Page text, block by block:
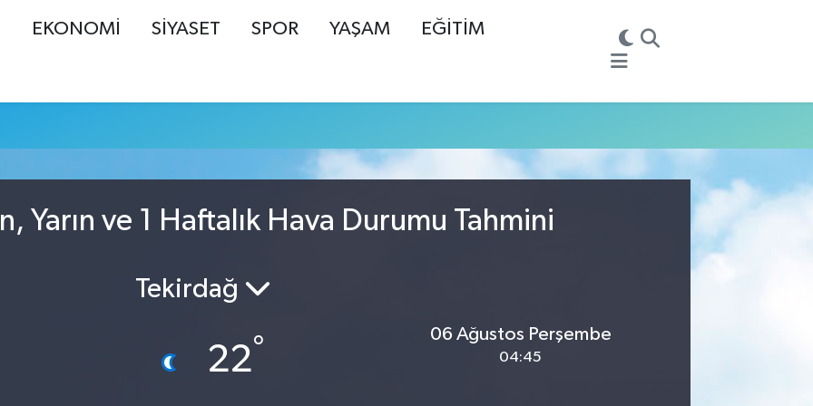
EKONOMİ SİYASET SPOR YAŞAM EĞİTİM
Yarın ve 1 Haftalık Hava Durumu Tahmini
Tekirdağ
22°
06 Ağustos Perşembe
04:45